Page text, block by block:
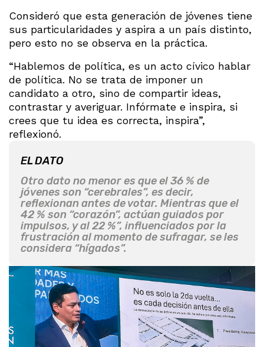
Consideró que esta generación de jóvenes tiene
sus particularidades y aspira a un país distinto,
pero esto no se observa en la práctica.
“Hablemos de política, es un acto cívico hablar
de política. No se trata de imponer un
candidato a otro, sino de compartir ideas,
contrastar y averiguar. Infórmate e inspira, si
crees que tu idea es correcta, inspira”,
reflexionó.
EL DATO
Otro dato no menor es que el 36 % de
jóvenes son “cerebrales”, es decir,
reflexionan antes de votar. Mientras que el
42 % son “corazón”, actúan guiados por
impulsos, y al 22 %”, influenciados por la
frustración al momento de sufragar, se les
considera “hígados”.